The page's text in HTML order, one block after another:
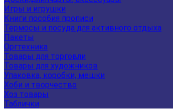
Игры и игрушки
Книги пособия прописи
Термосы и посуда для активного отдыха
Пакеты
Оргтехника
Товары для торговли
Товары для художников
Упаковка, коробки, мешки
Хоби и творчество
Хоз товары
Таблички